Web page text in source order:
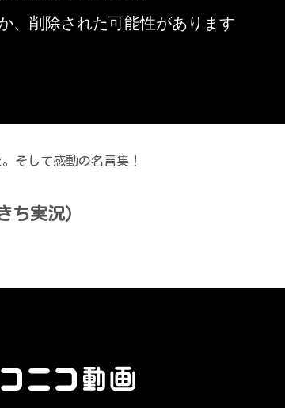
そして感動の名言集！
ち実況）